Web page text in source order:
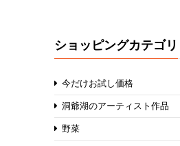
ショッピングカテゴリ
今だけお試し価格
洞爺湖のアーティスト作品
野菜